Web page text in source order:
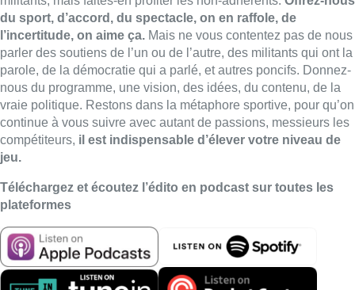
Lire aussi :
Foyer anderlechtois : une
commission d’enquête limitée à
sept semaines